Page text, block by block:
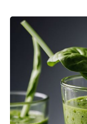
egyszerűen
táplálékokkal
gyógynövényekkel